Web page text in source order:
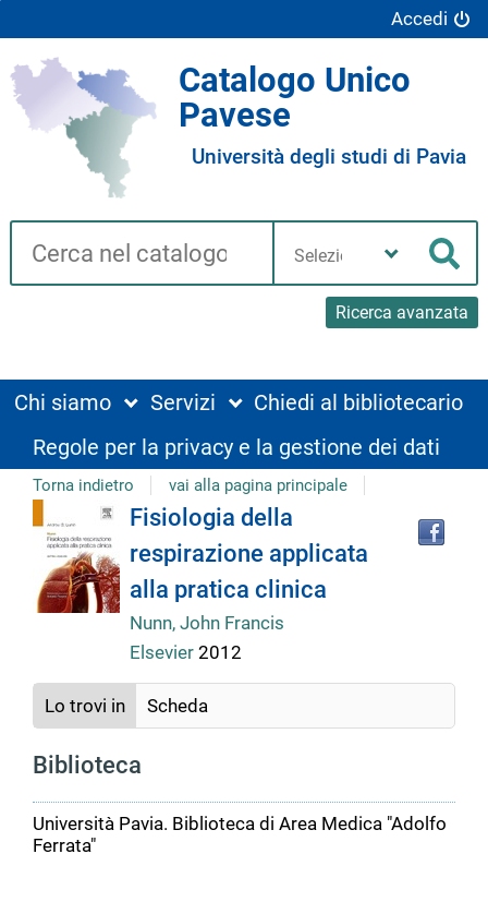
Accedi
Catalogo Unico
Pavese
Università degli studi di Pavia
Cerca su "Catalogo"
Ricerca avanzata
biblioteca
Chi siamo Servizi
Chiedi al bibliotecario
Regole per la privacy e la gestione dei dati
Torna indietro vai alla pagina principale
Dettaglio
del
documento
Fisiologia della
respirazione applicata
alla pratica clinica
Nunn, John Francis
Elsevier 2012
Lo trovi in Scheda
Biblioteca
Università Pavia. Biblioteca di Area Medica "Adolfo
Ferrata"